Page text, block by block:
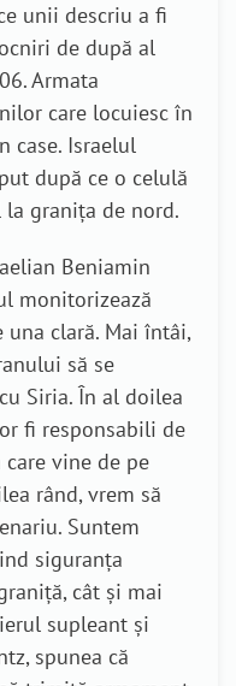
unii descriu a fi
de după al
Armata
care locuiesc în
case. Israelul
după ce o celulă
granița de nord.
Beniamin
monitorizează
clară. Mai întâi,
să se
Siria. În al doilea
fi responsabili de
vine de pe
rând, vrem să
Suntem
siguranța
cât și mai
supleant și
spunea că